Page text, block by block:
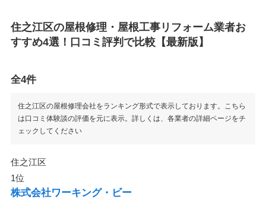
住之江区の屋根修理・屋根工事リフォーム業者お
すすめ4選！口コミ評判で比較【最新版】
全4件
住之江区の屋根修理会社をランキング形式で表示しております。こちら
は口コミ体験談の評価を元に表示。詳しくは、各業者の詳細ページをチ
ェックしてください
住之江区
1位
株式会社ワーキング・ビー